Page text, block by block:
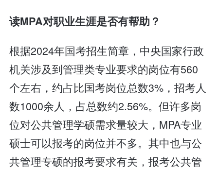
读MPA对职业生涯是否有帮助？
根据2024年国考招生简章，中央国家行政
机关涉及到管理类专业要求的岗位有560
个左右，约占比国考岗位总数3%，招考人
数1000余人，占总数约2.56%。但许多岗
位对公共管理学硕需求量较大，MPA专业
硕士可以报考的岗位并不多。其中也与公
共管理专硕的报考要求有关，报考公共管